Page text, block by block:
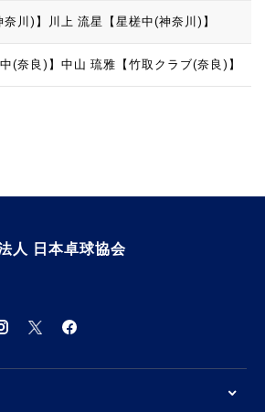
川)】 川上 流星【星槎中(神奈川)】
(奈良)】 中山 琉雅【竹取クラブ(奈良)】
人 日本卓球協会